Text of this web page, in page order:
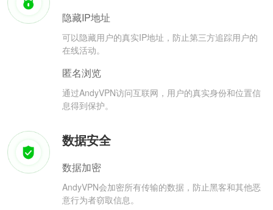
隐藏IP地址
可以隐藏用户的真实IP地址，防止第三方追踪用户的
在线活动。
匿名浏览
通过AndyVPN访问互联网，用户的真实身份和位置信
息得到保护。
数据安全
数据加密
AndyVPN会加密所有传输的数据，防止黑客和其他恶
意行为者窃取信息。